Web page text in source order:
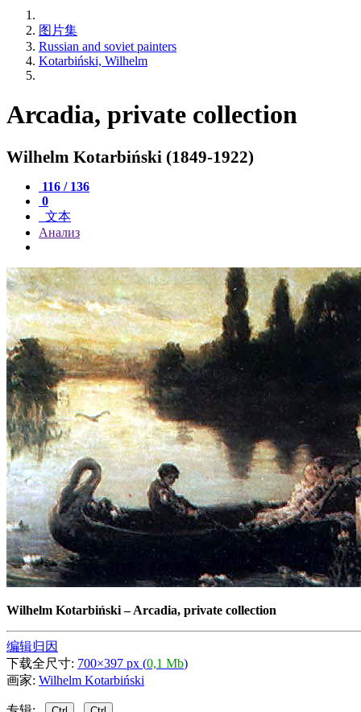
图片集
Russian and soviet painters
Kotarbiński, Wilhelm
Arcadia, private collection
Wilhelm Kotarbiński (1849-1922)
116 / 136
0
文本
Анализ
Wilhelm Kotarbiński–Arcadia, private collection
编辑归因
下载全尺寸: 700×397 px (0,1 Mb)
画家: Wilhelm Kotarbiński